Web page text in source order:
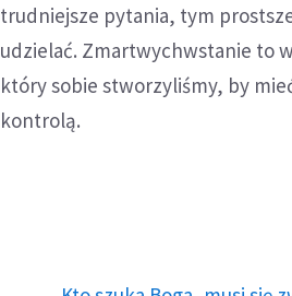
trudniejsze pytania, tym
udzielać. Zmartwychwstanie to
który sobie stworzyliśmy, by
kontrolą.